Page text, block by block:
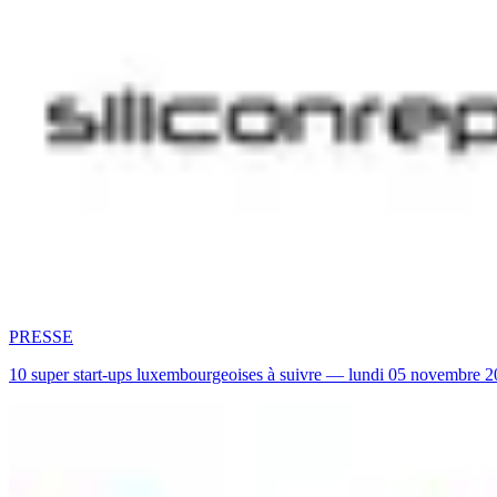
PRESSE
10 super start-ups luxembourgeoises à suivre — lundi 05 novembre